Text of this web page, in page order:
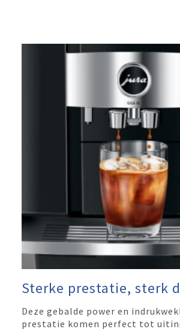
Sterke prestatie, sterk
Deze gebalde power en
prestatie komen perfect tot